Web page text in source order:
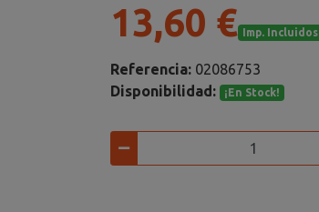
13,60 € Imp. Incluidos
Referencia: 02086753
Disponibilidad:
¡En Stock!